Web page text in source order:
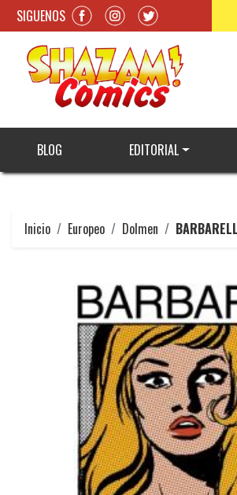
SIGUENOS
BLOG EDITORIAL
Inicio Europeo Dolmen